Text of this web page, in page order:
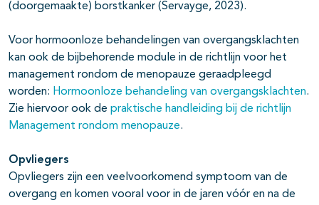
(doorgemaakte) borstkanker (Servayge, 2023).
Voor hormoonloze behandelingen van overgangsklachten
kan ook de bijbehorende module in de richtlijn voor het
management rondom de menopauze geraadpleegd
worden: Hormoonloze behandeling van overgangsklachten.
Zie hiervoor ook de praktische handleiding bij de richtlijn
Management rondom menopauze.
Opvliegers
Opvliegers zijn een veelvoorkomend symptoom van de
overgang en komen vooral voor in de jaren vóór en na de